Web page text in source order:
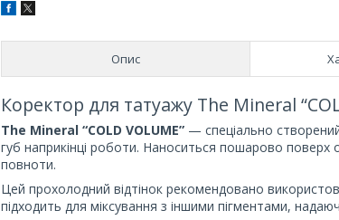
Опис
Коректор для татуажу The Mineral
The Mineral “COLD VOLUME” — спеціально
губ наприкінці роботи. Наноситься пошарово
повноти.
Цей прохолодний відтінок рекомендовано
підходить для міксування з іншими пігментами,